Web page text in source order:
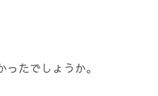
たでしょうか。